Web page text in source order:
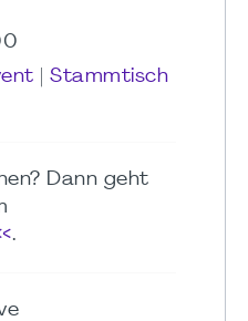
Stammtisch
Dann geht
.